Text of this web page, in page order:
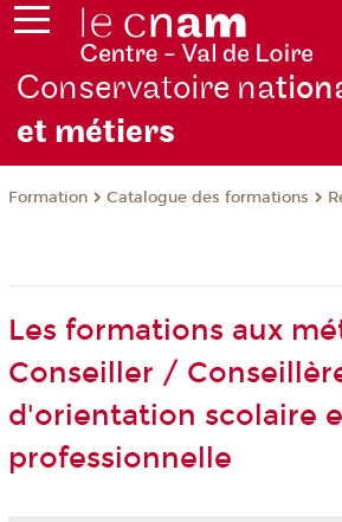
Conservatoire na
et métiers
Formation Catalogue des formations
Les formations aux
Conseiller /
d'orientation scolaire
professionnelle